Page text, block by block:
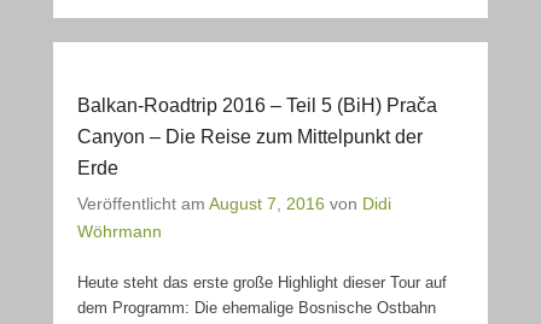
Balkan-Roadtrip 2016 – Teil 5 (BiH) Prača
Canyon – Die Reise zum Mittelpunkt der
Erde
Veröffentlicht am August 7, 2016 von Didi
Wöhrmann
Heute steht das erste große Highlight dieser Tour auf
dem Programm: Die ehemalige Bosnische Ostbahn